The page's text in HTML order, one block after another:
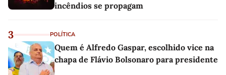
incêndios se propagam
3 POLÍTICA
Quem é Alfredo Gaspar, escolhido vice na
chapa de Flávio Bolsonaro para presidente